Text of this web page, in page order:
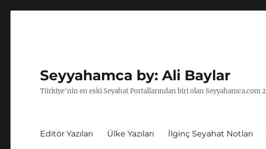
Seyyahamca by: Ali Baylar
Türkiye'nin en eski Seyahat Portallarından biri olan Seyyahamca.com
Editör Yazıları Ülke Yazıları İlginç Seyahat Notları